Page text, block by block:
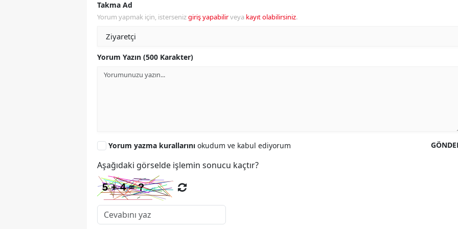
Takma Ad
Yorum yapmak için, istersenizgiriş yapabilirveya kayıt olabilirsiniz.
Yorum Yazın (500 Karakter)
Yorum yazma kurallarını okudum ve kabul ediyorum
Aşağıdaki görselde işlemin sonucu kaçtır?